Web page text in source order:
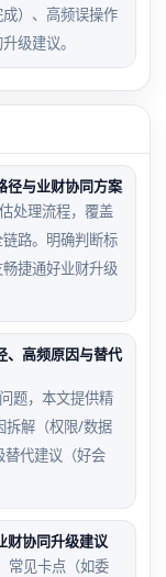
成）、高频误操作
级建议。
径与业财协同方案
处理流程，覆盖
路。明确判断标
捷通好业财升级
、高频原因与替代
题，本文提供精
拆解（权限/数据
代建议（好会
财协同升级建议
常见卡点（如委